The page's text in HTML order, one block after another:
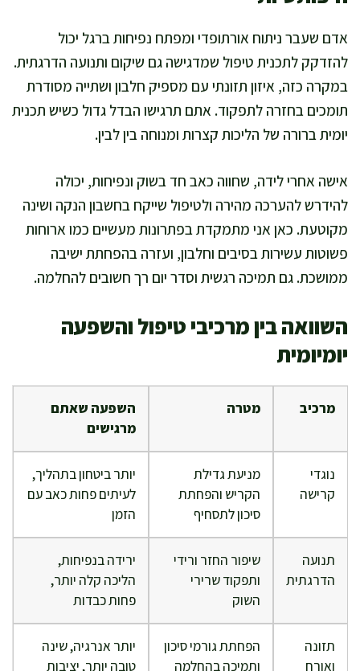
אדם שעבר ניתוח אורתופדי ומפתח נפיחות ברגל יכול
להזדקק לתכנית טיפול שמדגישה גם שיקום ותנועה הדרגתית.
במקרה כזה, איזון תזונתי עם מספיק חלבון ושתייה מסודרת
תומכים בחזרה לתפקוד. אתם תרגישו הבדל גדול כשיש תכנית
יומית ברורה של הליכות קצרות ומנוחה בין לבין.
אישה אחרי לידה, שחווה כאב חד בשוק ונפיחות, יכולה
להידרש להערכה מהירה ולטיפול שייקח בחשבון הנקה ושינה
מקוטעת. כאן אני מתמקדת בפתרונות מעשיים כמו ארוחות
פשוטות עשירות בסיבים וחלבון, ועזרה בהפחתת ישיבה
ממושכת. גם תמיכה רגשית וסדר יום רך חשובים להחלמה.
השוואה בין מרכיבי טיפול והשפעה
יומיומית
מרכיב מטרה
השפעה שאתם
מרגישים
נוגדי
קרישה
מניעת גדילת
הקריש והפחתת
סיכון לתסחיף
יותר ביטחון בתהליך,
לעיתים פחות כאב עם
הזמן
תנועה
הדרגתית
שיפור החזר ורידי
ותפקוד שרירי
השוק
ירידה בנפיחות,
הליכה קלה יותר,
פחות כבדות
תזונה
ואורח
הפחתת גורמי סיכון
ותמיכה בהחלמה
יותר אנרגיה, שינה
טובה יותר, יציבות